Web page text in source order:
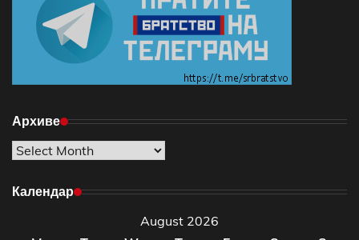
Архиве
Архиве
Календар
August 2026